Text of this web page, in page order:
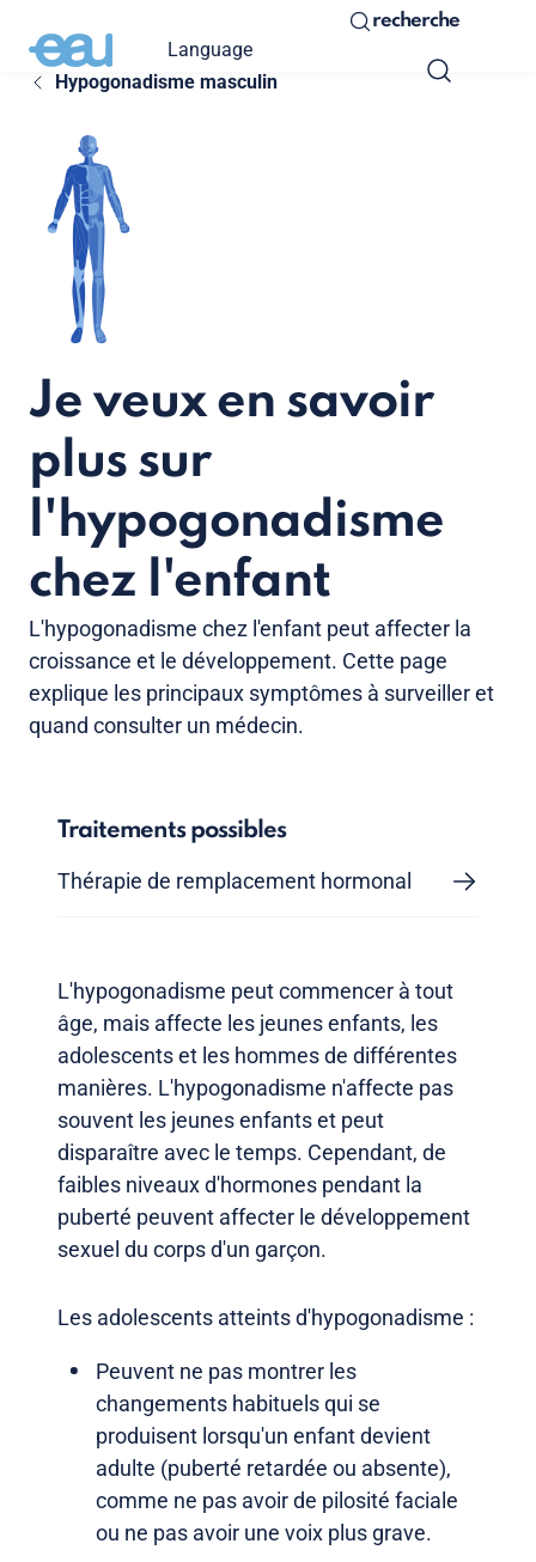
Language
recherche
Hypogonadisme masculin
Je veux en savoir
plus sur
l'hypogonadisme
chez l'enfant
L'hypogonadisme chez l'enfant peut affecter la
croissance et le développement. Cette page
explique les principaux symptômes à surveiller et
quand consulter un médecin.
Traitements possibles
Thérapie de remplacement hormonal
L'hypogonadisme peut commencer à tout
âge, mais affecte les jeunes enfants, les
adolescents et les hommes de différentes
manières. L'hypogonadisme n'affecte pas
souvent les jeunes enfants et peut
disparaître avec le temps. Cependant, de
faibles niveaux d'hormones pendant la
puberté peuvent affecter le développement
sexuel du corps d'un garçon.
Les adolescents atteints d'hypogonadisme :
Peuvent ne pas montrer les
changements habituels qui se
produisent lorsqu'un enfant devient
adulte (puberté retardée ou absente),
comme ne pas avoir de pilosité faciale
ou ne pas avoir une voix plus grave.